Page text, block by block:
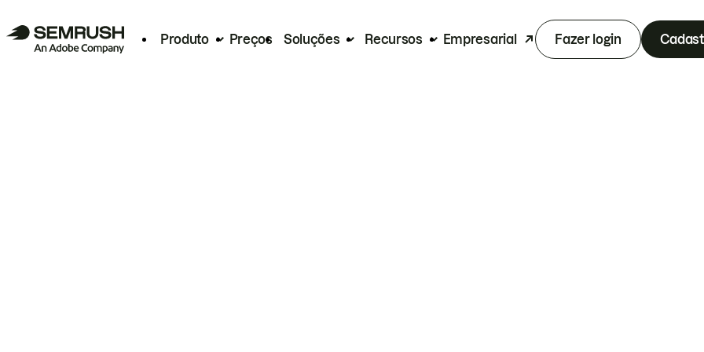
Produto Preços Soluções Recursos Empresarial Fazer login